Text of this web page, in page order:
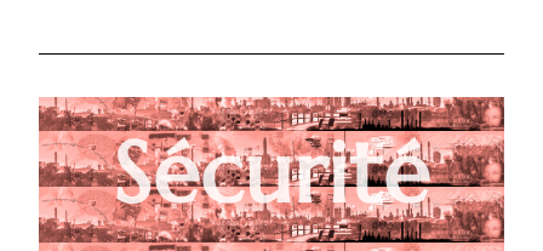
Sécurité